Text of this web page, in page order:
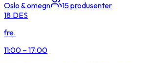
Oslo & omegn 15produsenter
18.DES
fre.
11:00 – 17:00